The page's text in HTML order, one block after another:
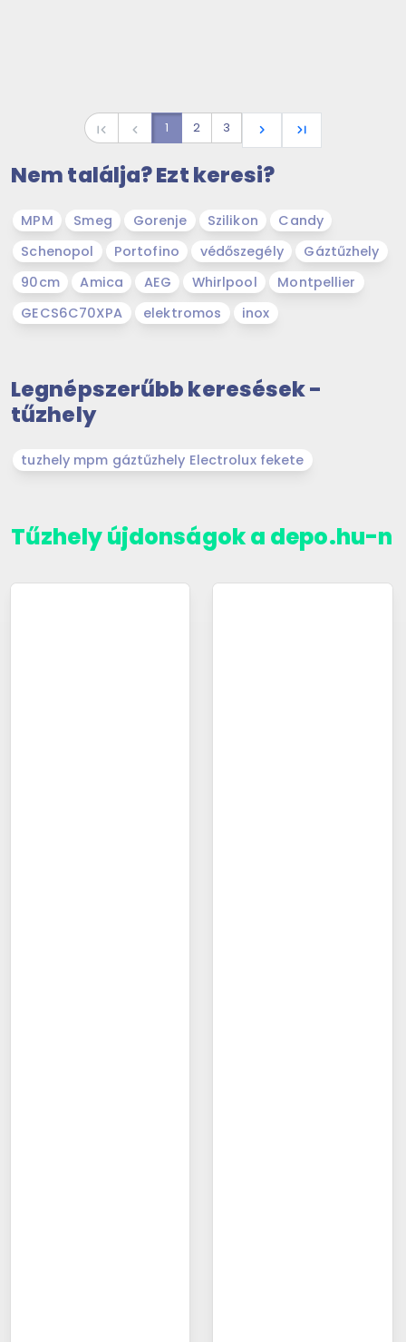
first_page navigate_before 1 2 3 navigate_next last_page
Nem találja? Ezt keresi?
MPM Smeg Gorenje Szilikon
Candy
Schenopol
Portofino védőszegély
Gáztűzhely
90cm
Amica AEG Whirlpool
Montpellier
GECS6C70XPA
elektromos inox
Legnépszerűbb keresések -
tűzhely
tuzhely mpm gáztűzhely Electrolux fekete
Tűzhely újdonságok a depo.hu-n